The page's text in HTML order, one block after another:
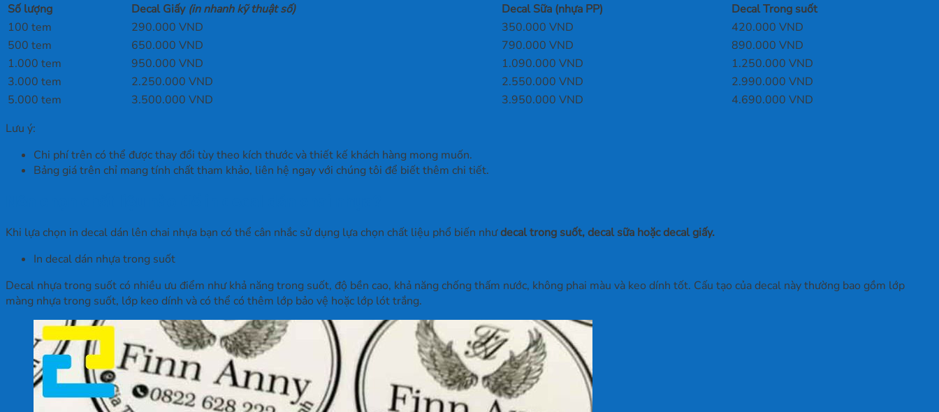
Số lượng
Decal Giấy (in nhanh kỹ thuật số) Decal Sữa (nhựa PP)
Decal Trong suốt
100 tem
290.000 VND 350.000 VND
420.000 VND
500 tem
650.000 VND 790.000 VND
890.000 VND
1.000 tem
950.000 VND 1.090.000 VND
1.250.000 VND
3.000 tem
2.250.000 VND 2.550.000 VND
2.990.000 VND
5.000 tem
3.500.000 VND 3.950.000 VND
4.690.000 VND
Lưu ý:
Chi phí trên có thể được thay đổi tùy theo kích thước và thiết kế khách hàng mong muốn.
Bảng giá trên chỉ mang tính chất tham khảo, liên hệ ngay với chúng tôi để biết thêm chi tiết.
Khi lựa chọn in decal dán lên chai nhựa bạn có thể cân nhắc sử dụng lựa chọn chất liệu phổ biến nhưdecal trong suốt, decal sữa hoặc decal giấy.
In decal dán nhựa trong suốt
Decal nhựa trong suốt có nhiều ưu điểm như khả năng trong suốt, độ bền cao, khả năng chống thấm nước, không phai màu và keo dính tốt. Cấu tạo của decal này thường bao gồm lớp
màng nhựa trong suốt, lớp keo dính và có thể có thêm lớp bảo vệ hoặc lớp lót trắng.